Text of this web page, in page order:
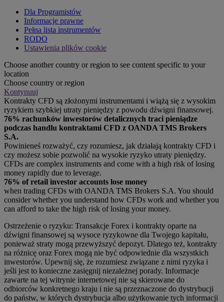
Dla Programistów
Informacje prawne
Pełna lista instrumentów
RODO
Ustawienia plików cookie
Choose another country or region to see content specific to your
location
Choose country or region
Kontynuuj
Kontrakty CFD są złożonymi instrumentami i wiążą się z wysokim
ryzykiem szybkiej utraty pieniędzy z powodu dźwigni finansowej.
76% rachunków inwestorów detalicznych traci pieniądze
podczas handlu kontraktami CFD z OANDA TMS Brokers
S.A.
Powinieneś rozważyć, czy rozumiesz, jak działają kontrakty CFD i
czy możesz sobie pozwolić na wysokie ryzyko utraty pieniędzy.
CFDs are complex instruments and come with a high risk of losing
money rapidly due to leverage.
76% of retail investor accounts lose money
when trading CFDs with OANDA TMS Brokers S.A. You should
consider whether you understand how CFDs work and whether you
can afford to take the high risk of losing your money.
Ostrzeżenie o ryzyku: Transakcje Forex i kontrakty oparte na
dźwigni finansowej są wysoce ryzykowne dla Twojego kapitału,
ponieważ straty mogą przewyższyć depozyt. Dlatego też, kontrakty
na różnicę oraz Forex mogą nie być odpowiednie dla wszystkich
inwestorów. Upewnij się, że rozumiesz związane z nimi ryzyka i
jeśli jest to konieczne zasięgnij niezależnej porady. Informacje
zawarte na tej witrynie internetowej nie są skierowane do
odbiorców konkretnego kraju i nie są przeznaczone do dystrybucji
do państw, w których dystrybucja albo użytkowanie tych informacji